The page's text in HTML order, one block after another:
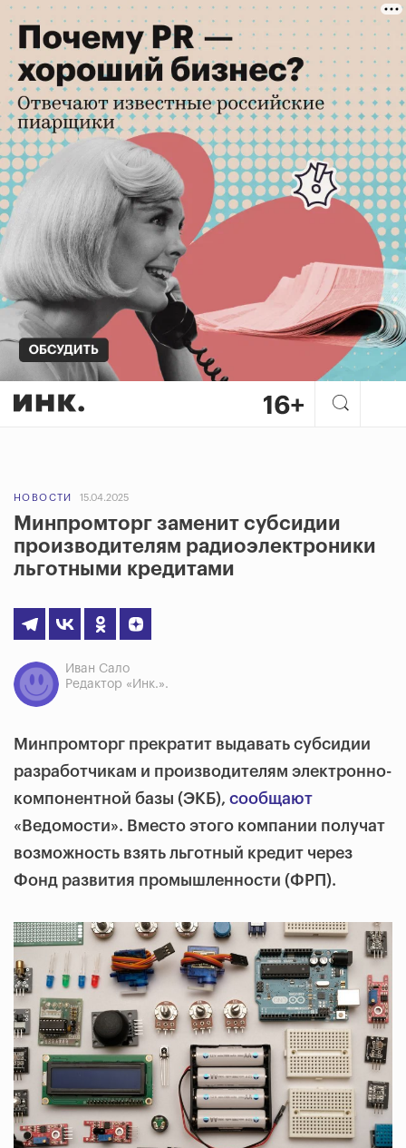
НОВОСТИ 15.04.2025
Минпромторг заменит субсидии
производителям радиоэлектроники
льготными кредитами
Иван Сало
Редактор «Инк.».
Минпромторг прекратит выдавать субсидии
разработчикам и производителям электронно-
компонентной базы (ЭКБ), сообщают
«Ведомости». Вместо этого компании получат
возможность взять льготный кредит через
Фонд развития промышленности (ФРП).